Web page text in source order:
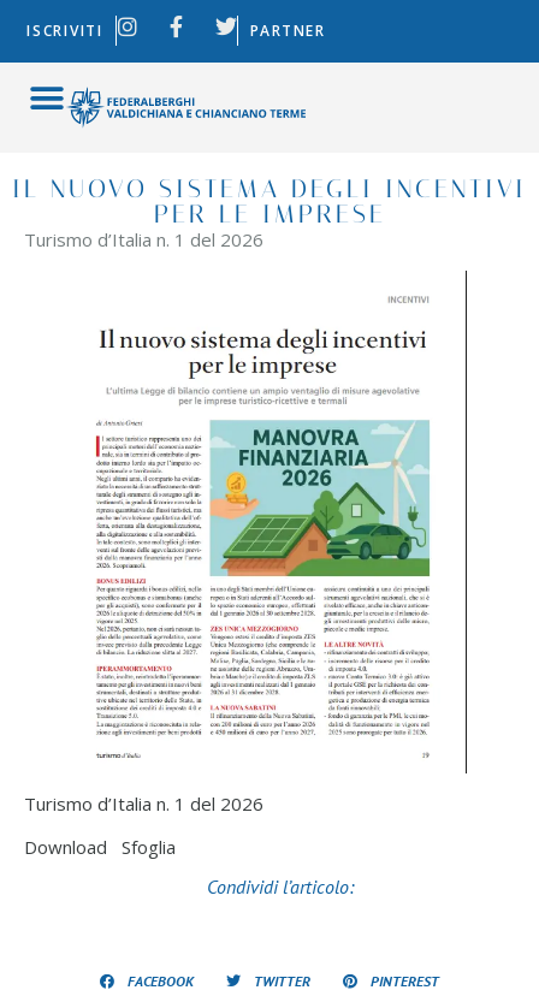
ISCRIVITI PARTNER
IL NUOVO SISTEMA DEGLI INCENTIVI
PER LE IMPRESE
Turismo d’Italia n. 1 del 2026
Turismo d’Italia n. 1 del 2026
Download
Sfoglia
Condividi l’articolo:
FACEBOOK TWITTER PINTEREST